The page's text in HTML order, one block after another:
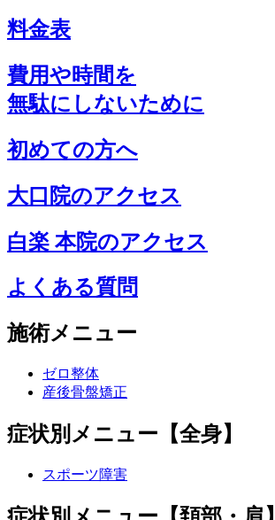
料金表
費用や時間を
無駄にしないために
初めての方へ
大口院のアクセス
白楽 本院のアクセス
よくある質問
施術メニュー
ゼロ整体
産後骨盤矯正
症状別メニュー【全身】
スポーツ障害